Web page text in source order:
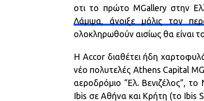
οτι το πρώτο MGallery στην
Λάμψα, άνοιξε μόλις τον
ολοκληρωθούν αισίως θα είναι
Η Accor διαθέτει ήδη
νέο πολυτελές Athens Capital
αεροδρόμιο “Ελ. Βενιζέλος”,
Ibis σε Αθήνα και Κρήτη (το Ibis